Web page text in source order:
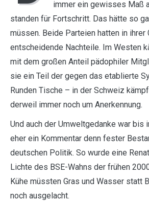
immer ein gewisses Maß
standen für Fortschritt. Das hätte so
müssen. Beide Parteien hatten in ihrer
entscheidende Nachteile. Im Westen
mit dem großen Anteil pädophiler
sie ein Teil der gegen das etablierte
Runden Tische – in der Schweiz
derweil immer noch um Anerkennung.
Und auch der Umweltgedanke war bis
eher ein Kommentar denn fester
deutschen Politik. So wurde eine
Lichte des BSE-Wahns der frühen
Kühe müssten Gras und Wasser statt
noch ausgelacht.